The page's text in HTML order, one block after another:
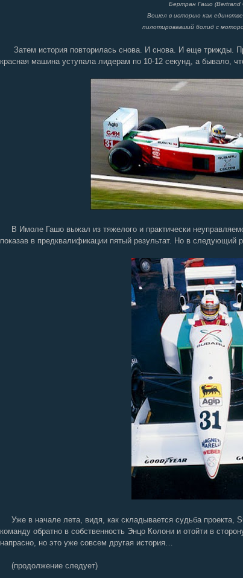
Бертран Гашо (Bertrand
Вошел в историю как
пилотировавший болид с
Затем история повторилась снова. И снова. И еще трижды.
красная машина уступала лидерам по 10-12 секунд, а бывало,
В Имоле Гашо выжал из тяжелого и практически
показав в предквалификации пятый результат. Но в следующий
Уже в начале лета, видя, как складывается судьба проекта,
команду обратно в собственность Энцо Колони и отойти в
напрасно, но это уже совсем другая история…
(продолжение следует)